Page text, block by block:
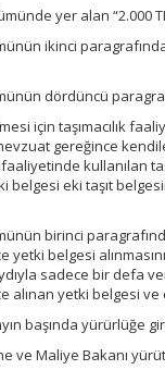
yer alan “2.000
ikinci
dördüncü
için taşımacılık
gereğince
kullanılan
eki taşıt
birinci
belgesi
sadece bir defa
yetki belgesi ve
başında yürürlüğe
ve Maliye Bakanı